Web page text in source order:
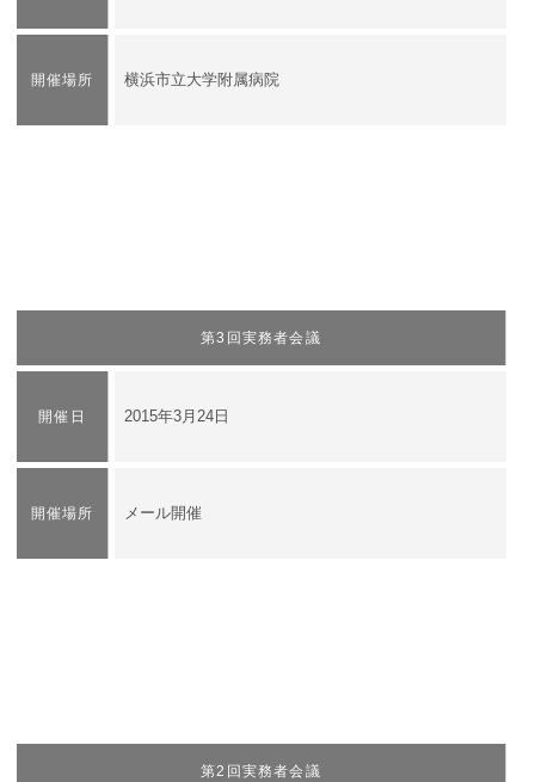
開催場所 横浜市立大学附属病院
第3回実務者会議
開催日 2015年3月24日
開催場所 メール開催
第2回実務者会議